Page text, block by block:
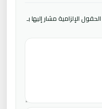
الحقول الإلزامية مشار إليها بـ